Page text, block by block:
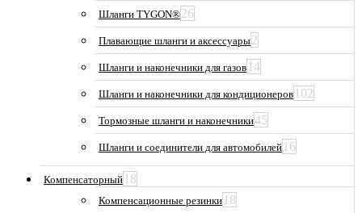
Шланги TYGON®26
Плавающие шланги и аксессуары2
Шланги и наконечники для газов 14
Шланги и наконечники для кондиционеров 102
Тормозные шланги и наконечники45
Шланги и соединители для автомобилей 16
Компенсаторный 18
Компенсационные резинки 18